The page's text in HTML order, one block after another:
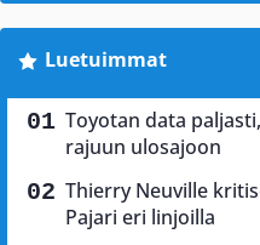
Luetuimmat
Toyotan data
rajuun ulosajoon
Thierry Neuville
Pajari eri linjoilla